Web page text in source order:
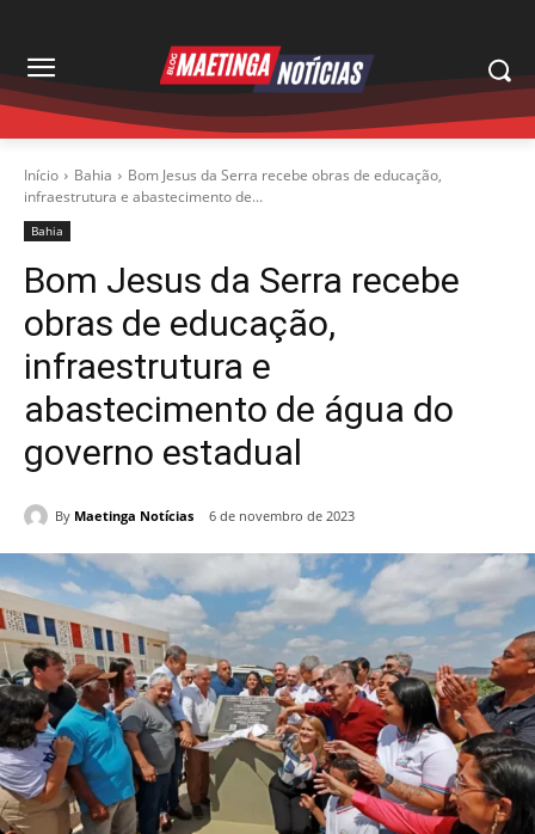
Início Bahia
Bom Jesus da Serra recebe obras de educação,
infraestrutura e abastecimento de...
Bahia
Bom Jesus da Serra recebe
obras de educação,
infraestrutura e
abastecimento de água do
governo estadual
By Maetinga Notícias 6 de novembro de 2023